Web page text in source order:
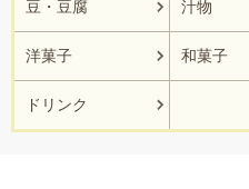
豆・豆腐 汁物
洋菓子 和菓子
ドリンク